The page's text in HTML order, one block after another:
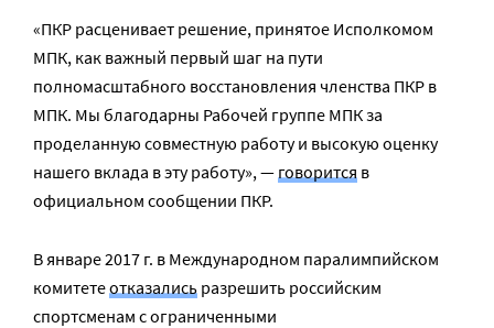
«ПКР расценивает решение, принятое Исполкомом
МПК, как важный первый шаг на пути
полномасштабного восстановления членства ПКР в
МПК. Мы благодарны Рабочей группе МПК за
проделанную совместную работу и высокую оценку
нашего вклада в эту работу», —говорится в
официальном сообщении ПКР.
В январе 2017 г. в Международном паралимпийском
комитетеотказались разрешить российским
спортсменам с ограниченными